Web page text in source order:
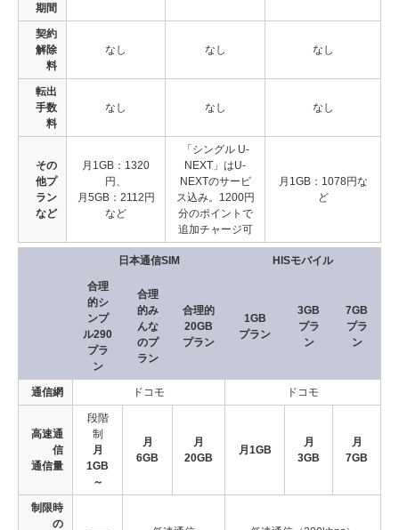
期間
契約
解除
料
なし なし なし
転出
手数
料
なし なし なし
その
他プ
ラン
など
月1GB：1320
円、
月5GB：2112円
など
「シングル U-
NEXT」はU-
NEXTのサービ
ス込み。1200円
分のポイントで
追加チャージ可
月1GB：1078円な
ど
日本通信SIM HISモバイル
合理
的シ
ンプ
ル290
プラ
ン
合理
的み
んな
のプ
ラン
合理的
20GB
プラン
1GB
プラン
3GB
プラ
ン
7GB
プラ
ン
通信網 ドコモ ドコモ
高速通
信
通信量
段階
制
月
1GB
～
月
6GB
月
20GB
月1GB
月
3GB
月
7GB
制限時
の